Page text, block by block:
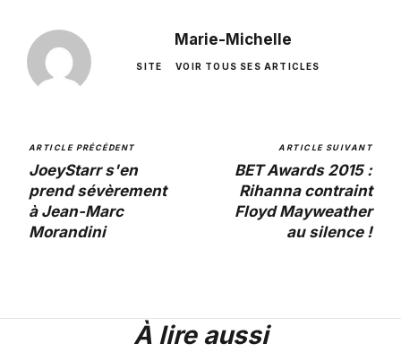
Marie-Michelle
SITE VOIR TOUS SES ARTICLES
ARTICLE PRÉCÉDENT
JoeyStarr s'en
prend sévèrement
à Jean-Marc
Morandini
ARTICLE SUIVANT
BET Awards 2015 :
Rihanna contraint
Floyd Mayweather
au silence !
À lire aussi